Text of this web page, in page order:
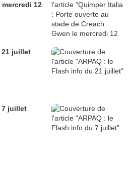
12
21 juillet
7 juillet